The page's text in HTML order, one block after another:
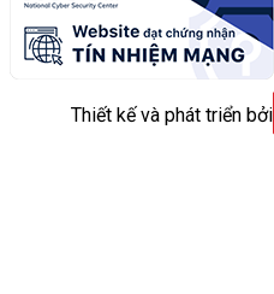
Thiết kế và phát triển bởi